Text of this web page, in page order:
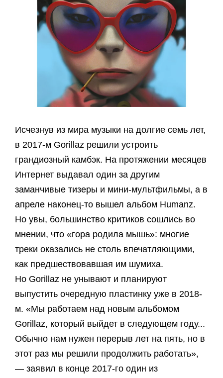
Исчезнув из мира музыки на долгие семь лет,
в 2017-м Gorillaz решили устроить
грандиозный камбэк. На протяжении месяцев
Интернет выдавал один за другим
заманчивые тизеры и мини-мультфильмы, а в
апреле наконец-то вышел альбом Humanz.
Но увы, большинство критиков сошлись во
мнении, что «гора родила мышь»: многие
треки оказались не столь впечатляющими,
как предшествовавшая им шумиха.
Но Gorillaz не унывают и планируют
выпустить очередную пластинку уже в 2018-
м. «Мы работаем над новым альбомом
Gorillaz, который выйдет в следующем году...
Обычно нам нужен перерыв лет на пять, но в
этот раз мы решили продолжить работать»,
— заявил в конце 2017-го один из